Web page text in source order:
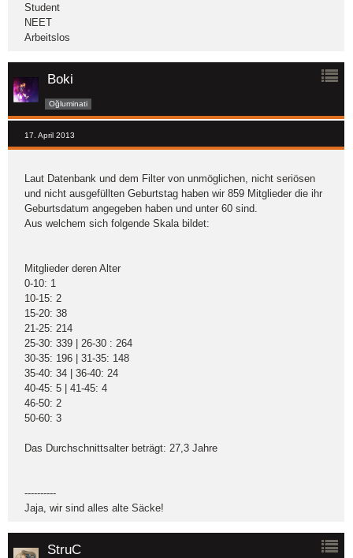
Student
NEET
Arbeitslos
Boki
Oğluminati
17. April 2013
Laut Datenbank und dem Filter von unmöglichen, nicht seriösen
und nicht ausgefüllten Geburtstag haben wir 859 Mitglieder die ihr
Geburtsdatum angegeben haben und unter 60 sind.
Aus welchem sich folgende Skala bildet:
Mitglieder deren Alter
0-10: 1
10-15: 2
15-20: 38
21-25: 214
25-30: 339 | 26-30 : 264
30-35: 196 | 31-35: 148
35-40: 34 | 36-40: 24
40-45: 5 | 41-45: 4
46-50: 2
50-60: 3
Das Durchschnittsalter beträgt: 27,3 Jahre
----------
Jaja, wir sind alles alte Säcke!
StruC